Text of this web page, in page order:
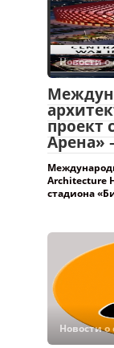
Новости о
проект
Арена»
Architecture
стадиона
Новости о